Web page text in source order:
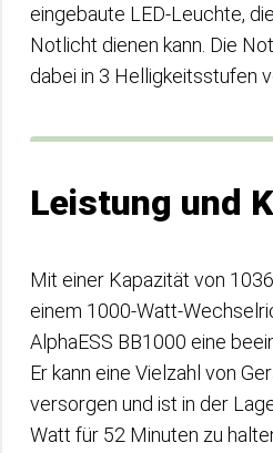
eingebaute LED-Leuchte,
Notlicht dienen kann. Die
dabei in 3 Helligkeitsstufen
Leistung und
Mit einer Kapazität von
einem 1000-Watt-
AlphaESS BB1000 eine
Er kann eine Vielzahl von
versorgen und ist in der
Watt für 52 Minuten zu